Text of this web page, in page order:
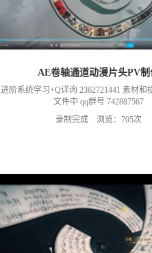
AE卷轴通道动漫片头PV制
进阶系统学习+Q详询 2362721441 素材和
文件中 qq群号 742887567
录制完成 浏览：705次